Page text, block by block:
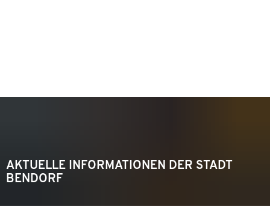
AKTUELLE INFORMATIONEN DER STADT
BENDORF